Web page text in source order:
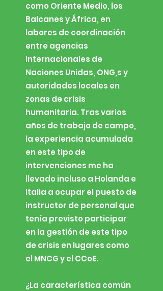
como Oriente Medio, los
Balcanes y África, en
labores de coordinación
entre agencias
internacionales de
Naciones Unidas, ONG,s y
autoridades locales en
zonas de crisis
humanitaria. Tras varios
años de trabajo de campo,
la experiencia acumulada
en este tipo de
intervenciones me ha
llevado incluso a Holanda e
Italia a ocupar el puesto de
instructor de personal que
tenía previsto participar
en la gestión de este tipo
de crisis en lugares como
el MNCG y el CCoE.
¿La característica común